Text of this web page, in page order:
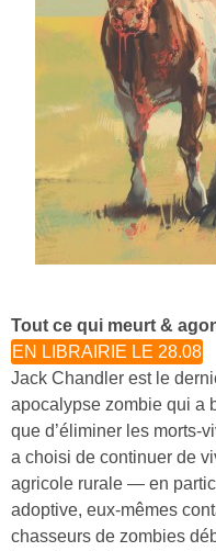
Tout ce qui meurt &
EN LIBRAIRIE LE 28.08
Jack Chandler est le
apocalypse zombie qui a
que d’éliminer les morts-
a choisi de continuer de
agricole rurale — en
adoptive, eux-mêmes
chasseurs de zombies